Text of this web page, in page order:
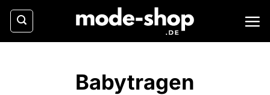
Zum
Inhalt
springen
Babytragen